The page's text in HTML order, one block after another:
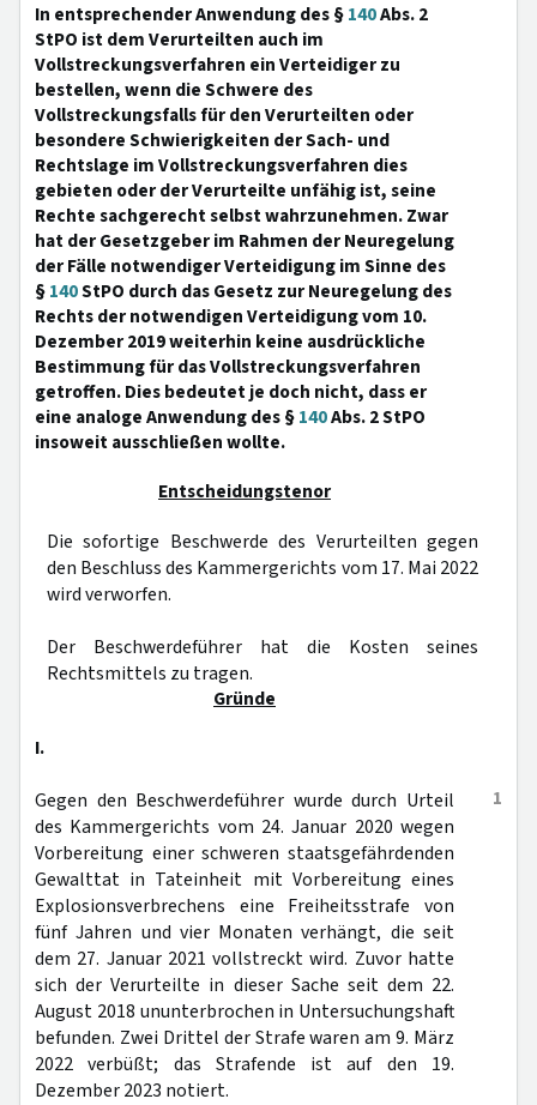
In entsprechender Anwendung des §140Abs. 2
StPO ist dem Verurteilten auch im
Vollstreckungsverfahren ein Verteidiger zu
bestellen, wenn die Schwere des
Vollstreckungsfalls für den Verurteilten oder
besondere Schwierigkeiten der Sach- und
Rechtslage im Vollstreckungsverfahren dies
gebieten oder der Verurteilte unfähig ist, seine
Rechte sachgerecht selbst wahrzunehmen. Zwar
hat der Gesetzgeber im Rahmen der Neuregelung
der Fälle notwendiger Verteidigung im Sinne des
§140StPO durch das Gesetz zur Neuregelung des
Rechts der notwendigen Verteidigung vom 10.
Dezember 2019 weiterhin keine ausdrückliche
Bestimmung für das Vollstreckungsverfahren
getroffen. Dies bedeutet je doch nicht, dass er
eine analoge Anwendung des §140Abs. 2 StPO
insoweit ausschließen wollte.
Entscheidungstenor
Die sofortige Beschwerde des Verurteilten gegen
den Beschluss des Kammergerichts vom 17. Mai 2022
wird verworfen.
Der Beschwerdeführer hat die Kosten seines
Rechtsmittels zu tragen.
Gründe
I.
1
Gegen den Beschwerdeführer wurde durch Urteil
des Kammergerichts vom 24. Januar 2020 wegen
Vorbereitung einer schweren staatsgefährdenden
Gewalttat in Tateinheit mit Vorbereitung eines
Explosionsverbrechens eine Freiheitsstrafe von
fünf Jahren und vier Monaten verhängt, die seit
dem 27. Januar 2021 vollstreckt wird. Zuvor hatte
sich der Verurteilte in dieser Sache seit dem 22.
August 2018 ununterbrochen in Untersuchungshaft
befunden. Zwei Drittel der Strafe waren am 9. März
2022 verbüßt; das Strafende ist auf den 19.
Dezember 2023 notiert.